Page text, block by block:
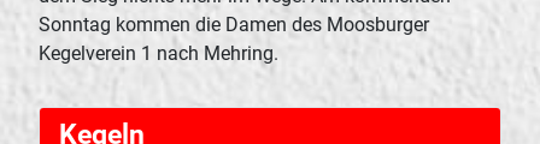
dem Sieg nichts mehr im Wege. Am kommenden
Sonntag kommen die Damen des Moosburger
Kegelverein 1 nach Mehring.